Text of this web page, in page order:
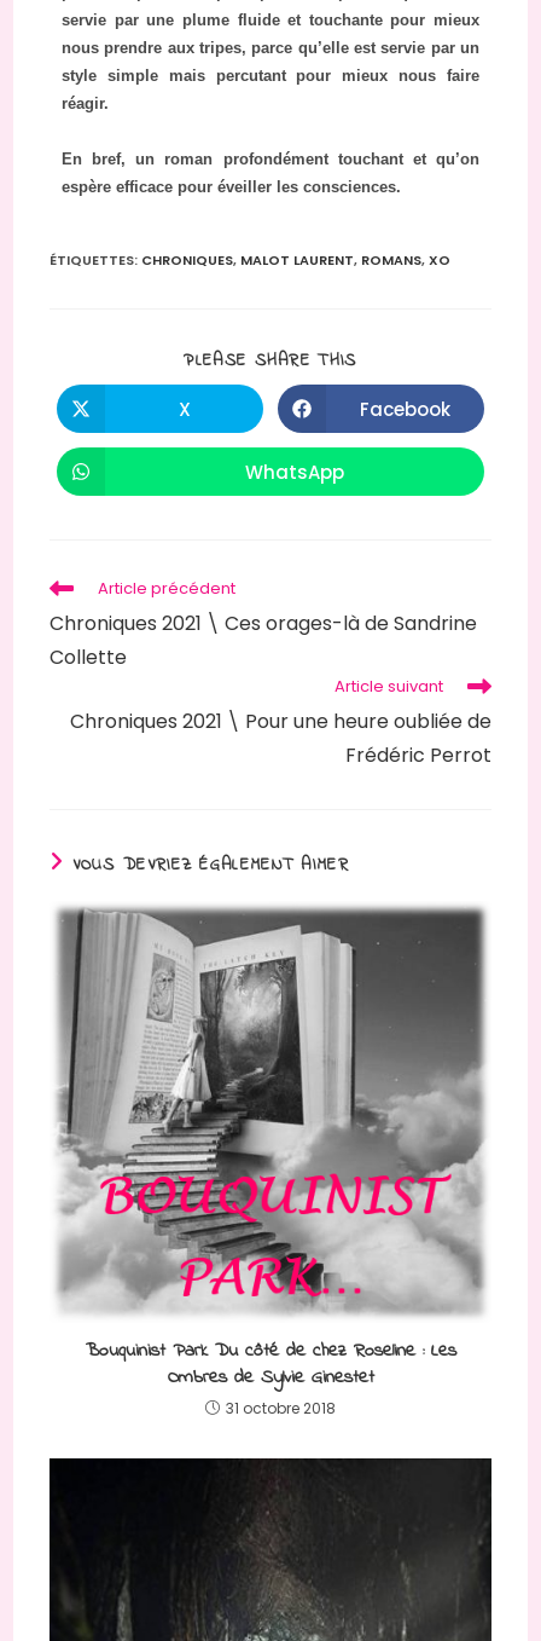
servie par une plume fluide et touchante pour mieux
nous prendre aux tripes, parce qu’elle est servie par un
style simple mais percutant pour mieux nous faire
réagir.
En bref, un roman profondément touchant et qu’on
espère efficace pour éveiller les consciences.
ÉTIQUETTES: CHRONIQUES, MALOT LAURENT, ROMANS, XO
PLEASE SHARE THIS
X
Facebook
WhatsApp
Article précédent
Chroniques 2021 \ Ces orages-là de Sandrine
Collette
Article suivant
Chroniques 2021 \ Pour une heure oubliée de
Frédéric Perrot
VOUS DEVRIEZ ÉGALEMENT AIMER
Bouquinist Park Du côté de chez Roseline : Les
Ombres de Sylvie Ginestet
31 octobre 2018